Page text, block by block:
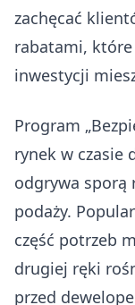
zachęcać
rabatami, które
inwestycji
Program
rynek w czasie
odgrywa sporą
podaży.
część potrzeb
drugiej ręki
przed